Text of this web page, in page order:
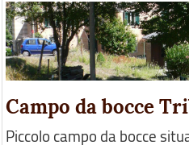
Campo da bocce
Piccolo campo da bocce